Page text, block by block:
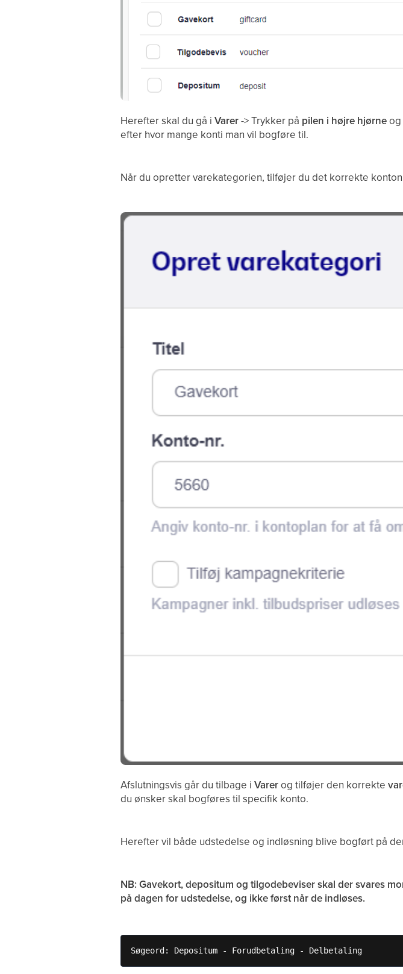
Herefter skal du gå i Varer-> Trykker på pilen i højre hjørneog
efter hvor mange konti man vil bogføre til.
Når du opretter varekategorien, tilføjer du det korrekte
Afslutningsvis går du tilbage i Varerog tilføjer den korrekte
du ønsker skal bogføres til specifik konto.
Herefter vil både udstedelse og indløsning blive bogført på
NB: Gavekort, depositum og tilgodebeviser skal der svares
på dagen for udstedelse, og ikke først når de indløses.
Søgeord: Depositum - Forudbetaling - Delbetaling